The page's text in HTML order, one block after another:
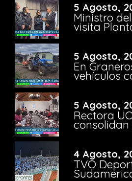
5 Agosto,
Ministro
visita
5 Agosto,
En
vehículos
5 Agosto,
Rectora
consolidan
4 Agosto,
TVO